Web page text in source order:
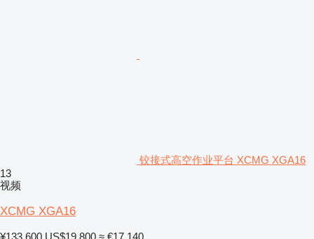
铰接式高空作业平台 XCMG XGA16
13
视频
XCMG XGA16
¥133,600 US$19,800 ≈ €17,140